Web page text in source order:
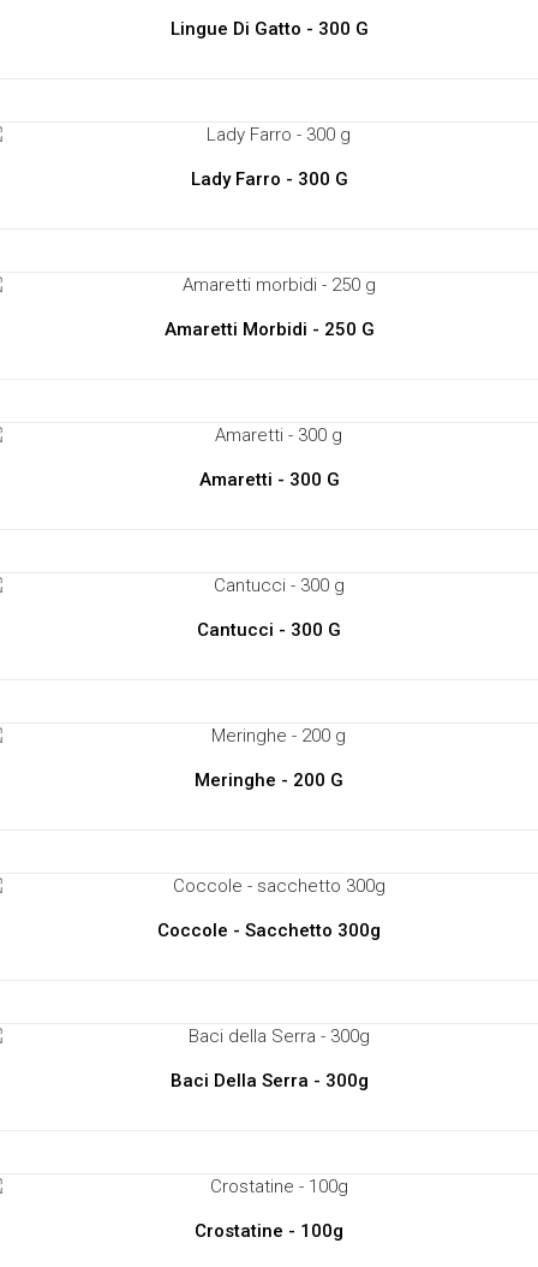
Lingue Di Gatto - 300 G
Lady Farro - 300 G
Amaretti Morbidi - 250 G
Amaretti - 300 G
Cantucci - 300 G
Meringhe - 200 G
Coccole - Sacchetto 300g
Baci Della Serra - 300g
Crostatine - 100g